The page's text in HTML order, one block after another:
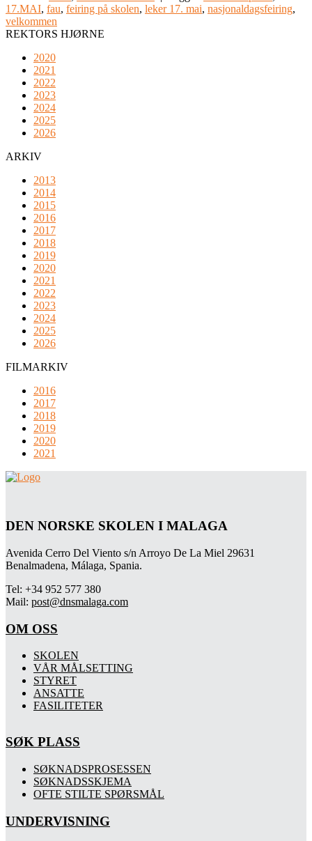
17.MAI, fau, feiring på skolen, leker 17. mai, nasjonaldagsfeiring,
velkommen
REKTORS HJØRNE
2020
2021
2022
2023
2024
2025
2026
ARKIV
2013
2014
2015
2016
2017
2018
2019
2020
2021
2022
2023
2024
2025
2026
FILMARKIV
2016
2017
2018
2019
2020
2021
DEN NORSKE SKOLEN I MALAGA
Avenida Cerro Del Viento s/n Arroyo De La Miel 29631
Benalmadena, Málaga, Spania.
Tel: +34 952 577 380
Mail: post@dnsmalaga.com
OM OSS
SKOLEN
VÅR MÅLSETTING
STYRET
ANSATTE
FASILITETER
SØK PLASS
SØKNADSPROSESSEN
SØKNADSSKJEMA
OFTE STILTE SPØRSMÅL
UNDERVISNING